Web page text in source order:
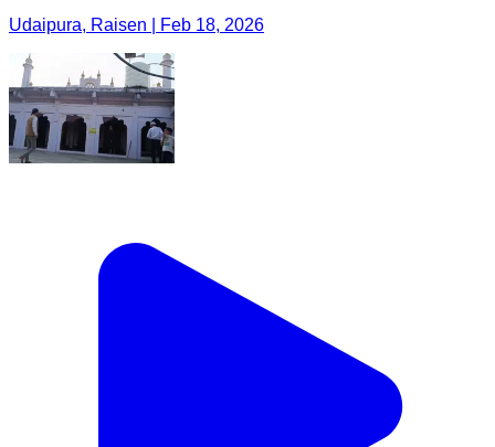
Udaipura, Raisen | Feb 18, 2026